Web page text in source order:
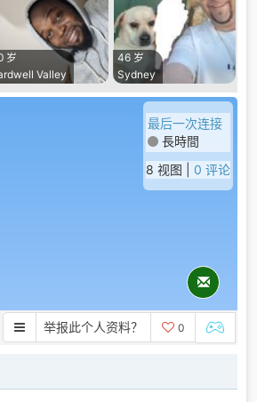
岁
Valley
46 岁
Sydney
最后一次连接
長時間
8 视图 | 0 评论
举报此个人资料？ 0